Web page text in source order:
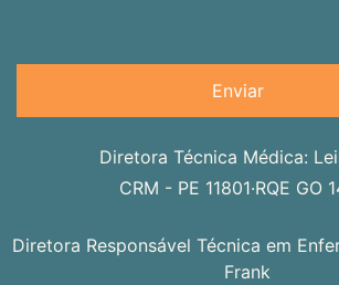
Enviar
Diretora Técnica Médica:
CRM - PE 11801.RQE GO
Diretora Responsável Técnica em
Frank